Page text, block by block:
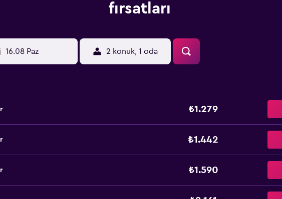
fırsatları
16.08 Paz 2 konuk, 1 oda
₺1.279
₺1.442
₺1.590